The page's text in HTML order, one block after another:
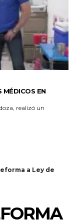
MÉDICOS EN
realizó un